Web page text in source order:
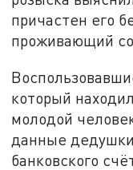
причастен его
проживающий
который
молодой
данные
банковского